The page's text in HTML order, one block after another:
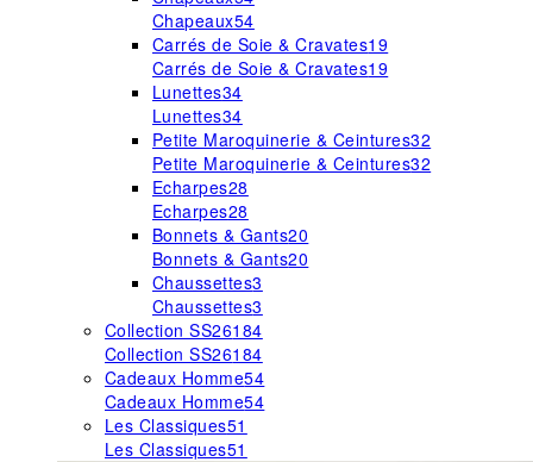
Chapeaux54
Carrés de Soie & Cravates19
Carrés de Soie & Cravates19
Lunettes34
Lunettes34
Petite Maroquinerie & Ceintures32
Petite Maroquinerie & Ceintures32
Echarpes28
Echarpes28
Bonnets & Gants20
Bonnets & Gants20
Chaussettes3
Chaussettes3
Collection SS26184
Collection SS26184
Cadeaux Homme54
Cadeaux Homme54
Les Classiques51
Les Classiques51